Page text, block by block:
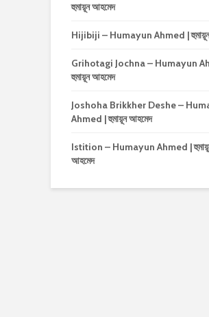
হুমায়ূন আহমেদ
Hijibiji – Humayun Ahmed |
Grihotagi Jochna – Humayun
হুমায়ূন আহমেদ
Joshoha Brikkher Deshe –
Ahmed | হুমায়ূন আহমেদ
Istition – Humayun Ahmed |
আহমেদ